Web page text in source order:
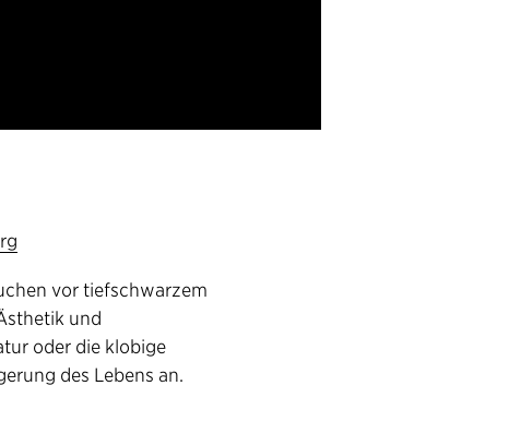
vor tiefschwarzem
und
oder die klobige
des Lebens an.